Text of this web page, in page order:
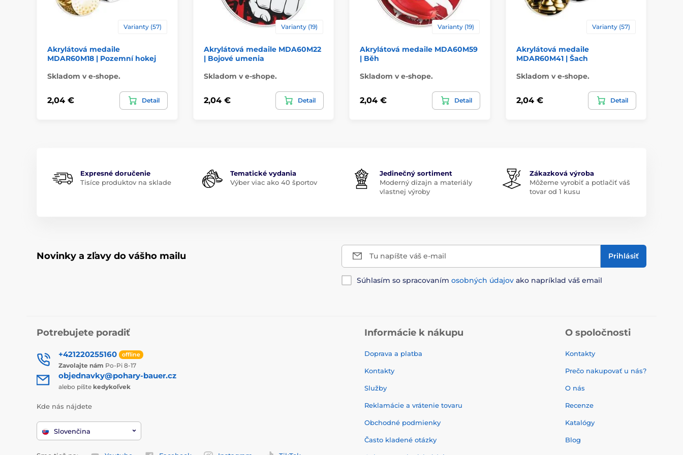
Varianty (57)
Akrylátová medaile
MDAR60M18 | Pozemní hokej
Skladom v e-shope.
2,04 € Detail
Varianty (19)
Akrylátová medaile MDA60M22
| Bojové umenia
Skladom v e-shope.
2,04 € Detail
Varianty (19)
Akrylátová medaile MDA60M59
| Běh
Skladom v e-shope.
2,04 € Detail
Varianty (57)
Akrylátová medaile
MDAR60M41 | Šach
Skladom v e-shope.
2,04 € Detail
Expresné doručenie
Tisíce produktov na sklade
Tematické vydania
Výber viac ako 40 športov
Jedinečný sortiment
Moderný dizajn a materiály
vlastnej výroby
Zákazková výroba
Môžeme vyrobiť a potlačiť váš
tovar od 1 kusu
Novinky a zľavy do vášho mailu Tu napíšte váš e-mail Prihlásiť
Súhlasím so spracovaním osobných údajov ako napríklad váš email
Potrebujete poradiť
+421220255160 offline
Zavolajte nám Po-Pi 8-17
objednavky@pohary-bauer.cz
alebo píšte kedykoľvek
Kde nás nájdete
Slovenčina
Informácie k nákupu
Doprava a platba
Kontakty
Služby
Reklamácie a vrátenie tovaru
Obchodné podmienky
Často kladené otázky
O spoločnosti
Kontakty
Prečo nakupovať u nás?
O nás
Recenze
Katalógy
Blog